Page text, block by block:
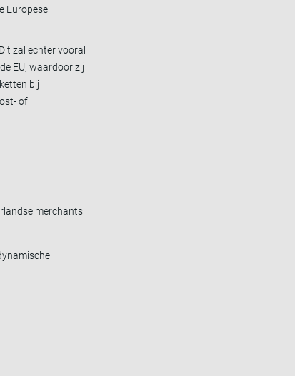
Europese
zal echter vooral
EU, waardoor zij
bij
of
merchants